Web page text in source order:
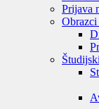
Prijava